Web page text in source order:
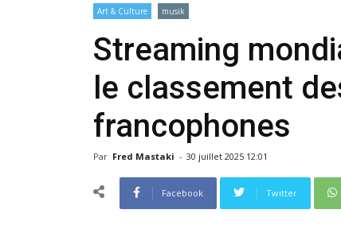
Art & Culture musik
Streaming
le classement
francophones
Par Fred Mastaki - 30 juillet 2025 12:01
Facebook Twitter